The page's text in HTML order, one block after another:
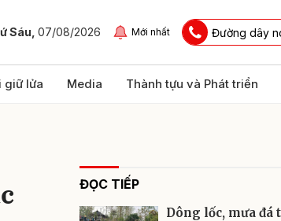
Sáu, 07/08/2026 Mới nhất Đường dây
giữ lửa Media Thành tựu và Phát triển
ĐỌC TIẾP
Dông lốc, mưa đá